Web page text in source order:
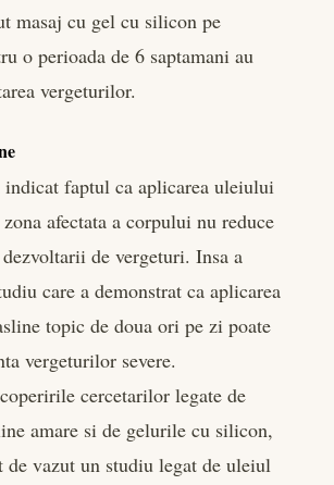
masaj cu gel cu silicon pe
o perioada de 6 saptamani au
vergeturilor.
indicat faptul ca aplicarea uleiului
afectata a corpului nu reduce
de vergeturi. Insa a
care a demonstrat ca aplicarea
topic de doua ori pe zi poate
vergeturilor severe.
cercetarilor legate de
amare si de gelurile cu silicon,
de vazut un studiu legat de uleiul